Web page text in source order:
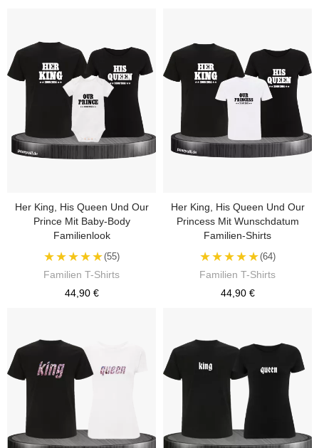
Her King, His Queen Und Our
Prince Mit Baby-Body
Familienlook
★★★★★(55)
Familien T-Shirts
44,90 €
Her King, His Queen Und Our
Princess Mit Wunschdatum
Familien-Shirts
★★★★★(64)
Familien T-Shirts
44,90 €